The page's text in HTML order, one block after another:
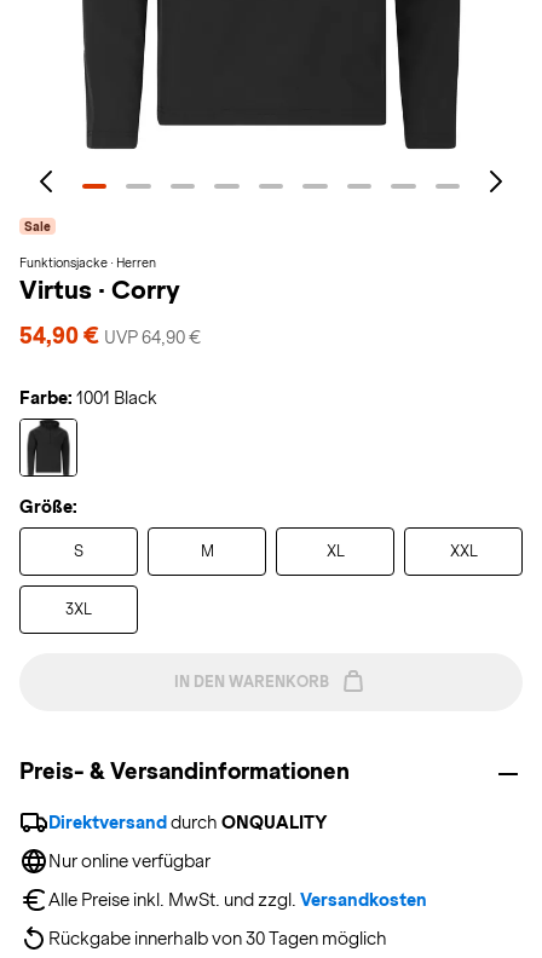
Sale
Funktionsjacke · Herren
Virtus · Corry
54,90 € UVP 64,90 €
Farbe: 1001 Black
Größe:
S M XL XXL
3XL
IN DEN WARENKORB
Preis- & Versandinformationen
Direktversand durch ONQUALITY
Nur online verfügbar
Alle Preise inkl. MwSt. und zzgl. Versandkosten
Rückgabe innerhalb von 30 Tagen möglich